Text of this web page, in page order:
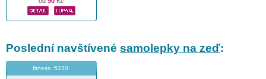
Poslední navštívené samolepky na zeď:
fitness :5230: